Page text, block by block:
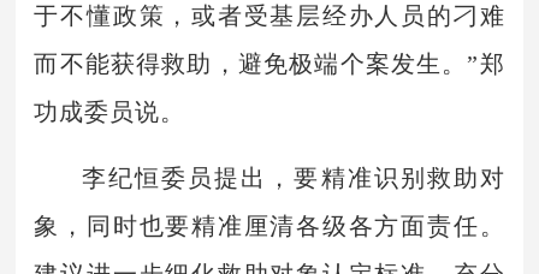
于不懂政策，或者受基层经办人员的刁难
而不能获得救助，避免极端个案发生。”郑
功成委员说。
李纪恒委员提出，要精准识别救助对
象，同时也要精准厘清各级各方面责任。